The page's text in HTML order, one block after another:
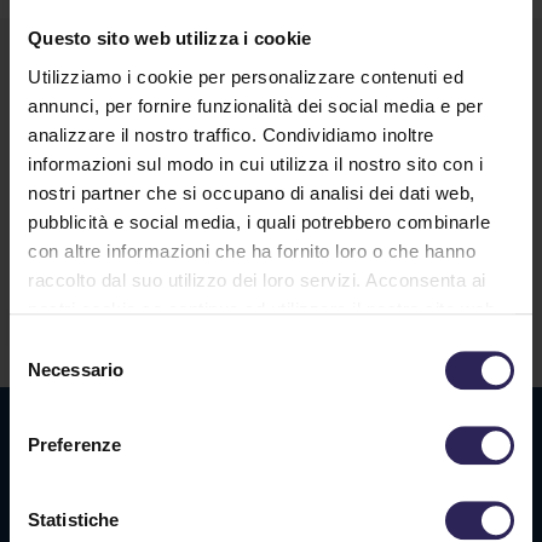
Questo sito web utilizza i cookie
Utilizziamo i cookie per personalizzare contenuti ed
annunci, per fornire funzionalità dei social media e per
analizzare il nostro traffico. Condividiamo inoltre
informazioni sul modo in cui utilizza il nostro sito con i
nostri partner che si occupano di analisi dei dati web,
pubblicità e social media, i quali potrebbero combinarle
con altre informazioni che ha fornito loro o che hanno
raccolto dal suo utilizzo dei loro servizi. Acconsenta ai
delNecessario
Preferenze
Statistiche
Lavora con noi
Sede La Spezia
19136 La Spezia (SP)